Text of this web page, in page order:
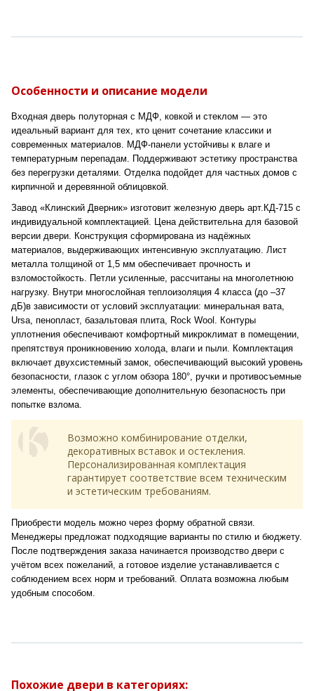
Особенности и описание модели
Входная дверь полуторная с МДФ, ковкой и стеклом — это
идеальный вариант для тех, кто ценит сочетание классики и
современных материалов. МДФ-панели устойчивы к влаге и
температурным перепадам. Поддерживают эстетику пространства
без перегрузки деталями. Отделка подойдет для частных домов с
кирпичной и деревянной облицовкой.
Завод «Клинский Дверник» изготовит железную дверь арт.КД-715 с
индивидуальной комплектацией. Цена действительна для базовой
версии двери. Конструкция сформирована из надёжных
материалов, выдерживающих интенсивную эксплуатацию. Лист
металла толщиной от 1,5 мм обеспечивает прочность и
взломостойкость. Петли усиленные, рассчитаны на многолетнюю
нагрузку. Внутри многослойная теплоизоляция 4 класса (до –37
дБ)в зависимости от условий эксплуатации: минеральная вата,
Ursa, пенопласт, базальтовая плита, Rock Wool. Контуры
уплотнения обеспечивают комфортный микроклимат в помещении,
препятствуя проникновению холода, влаги и пыли. Комплектация
включает двухсистемный замок, обеспечивающий высокий уровень
безопасности, глазок с углом обзора 180°, ручки и противосъемные
элементы, обеспечивающие дополнительную безопасность при
попытке взлома.
Возможно комбинирование отделки,
декоративных вставок и остекления.
Персонализированная комплектация
гарантирует соответствие всем техническим
и эстетическим требованиям.
Приобрести модель можно через форму обратной связи.
Менеджеры предложат подходящие варианты по стилю и бюджету.
После подтверждения заказа начинается производство двери с
учётом всех пожеланий, а готовое изделие устанавливается с
соблюдением всех норм и требований. Оплата возможна любым
удобным способом.
Похожие двери в категориях: